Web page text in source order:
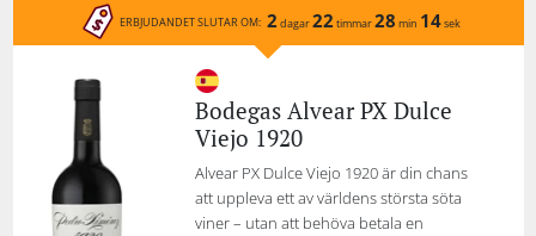
ERBJUDANDET SLUTAR OM: 2 dagar22 timmar28 min 14sek
Bodegas Alvear PX Dulce
Viejo 1920
Alvear PX Dulce Viejo 1920 är din chans
att uppleva ett av världens största söta
viner – utan att behöva betala en